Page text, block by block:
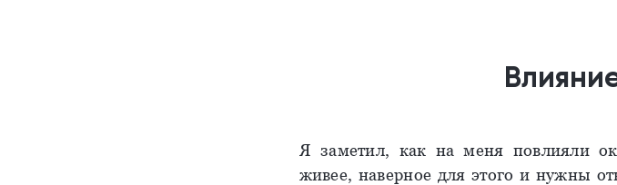
Я заметил, как на меня повлияли
живее, наверное для этого и нужны